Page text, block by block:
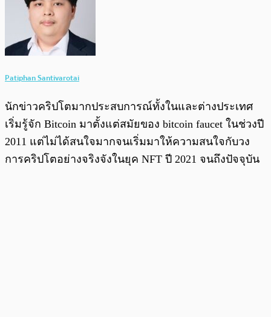
Patiphan Santivarotai
นักข่าวคริปโตมากประสบการณ์ทั้งในและต่างประเทศ
เริ่มรู้จัก Bitcoin มาตั้งแต่สมัยของ bitcoin faucet ในช่วงปี
2011 แต่ไม่ได้สนใจมากจนเริ่มมาให้ความสนใจกับวง
การคริปโตอย่างจริงจังในยุค NFT ปี 2021 จนถึงปัจจุบัน